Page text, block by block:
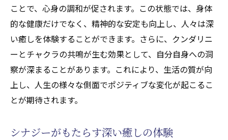
ことで、心身の調和が促されます。この状態では、身体
的な健康だけでなく、精神的な安定も向上し、人々は深
い癒しを体験することができます。さらに、クンダリニ
ーとチャクラの共鳴が生む効果として、自分自身への洞
察が深まることがあります。これにより、生活の質が向
上し、人生の様々な側面でポジティブな変化が起こるこ
とが期待されます。
シナジーがもたらす深い癒しの体験